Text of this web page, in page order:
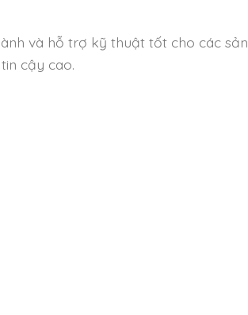
và hỗ trợ kỹ thuật tốt cho các sản
cậy cao.